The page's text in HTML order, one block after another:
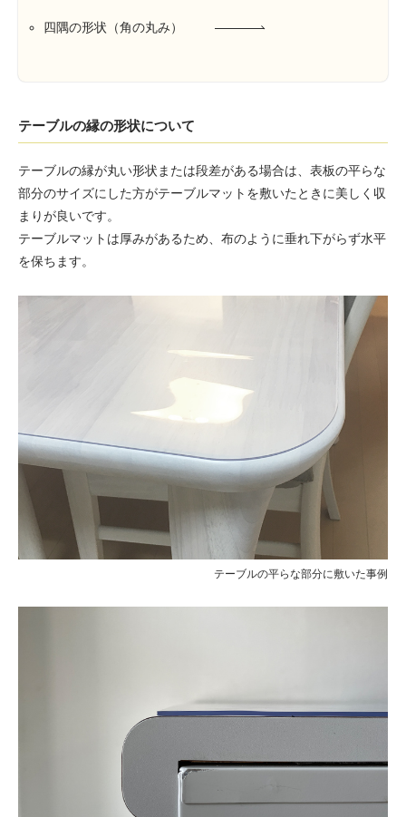
四隅の形状（角の丸み）
テーブルの縁の形状について
テーブルの縁が丸い形状または段差がある場合は、表板の平らな
部分のサイズにした方がテーブルマットを敷いたときに美しく収
まりが良いです。
テーブルマットは厚みがあるため、布のように垂れ下がらず水平
を保ちます。
テーブルの平らな部分に敷いた事例